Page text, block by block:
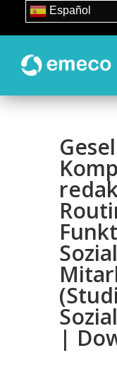
93 840
|
Español